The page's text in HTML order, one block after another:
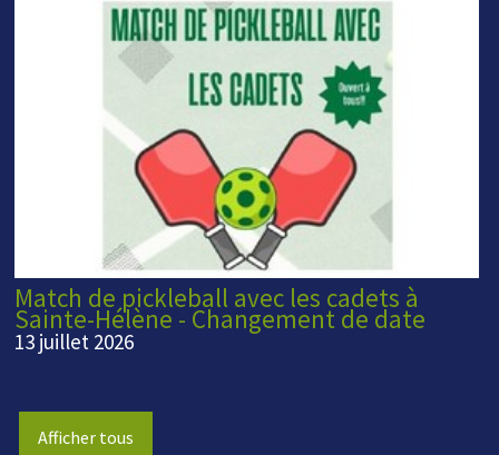
Match de pickleball avec les cadets à
Sainte-Hélène - Changement de date
13 juillet 2026
Afficher tous